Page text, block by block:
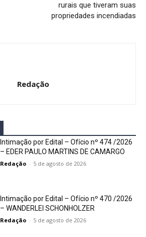
rurais que tiveram suas
propriedades incendiadas
Redação
Intimação por Edital – Ofício nº 474 /2026
– EDER PAULO MARTINS DE CAMARGO
Redação - 5 de agosto de 2026
Intimação por Edital – Ofício nº 470 /2026
– WANDERLEI SCHONHOLZER
Redação - 5 de agosto de 2026